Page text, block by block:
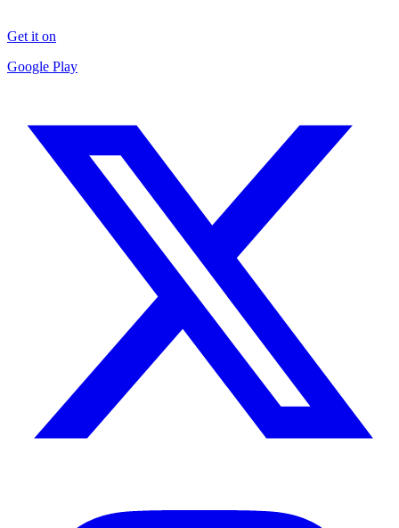
Get it on
Google Play